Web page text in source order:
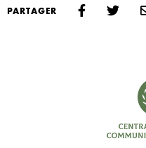
PARTAGER